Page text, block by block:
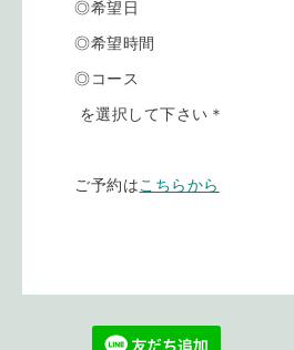
◎希望日
◎希望時間
◎コース
を選択して下さい＊
ご予約はこちらから